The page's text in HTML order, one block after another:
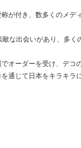
が付き、数多くのメデ
な出会いがあり、多く
オーダーを受け、デコ
通じて日本をキラキラ